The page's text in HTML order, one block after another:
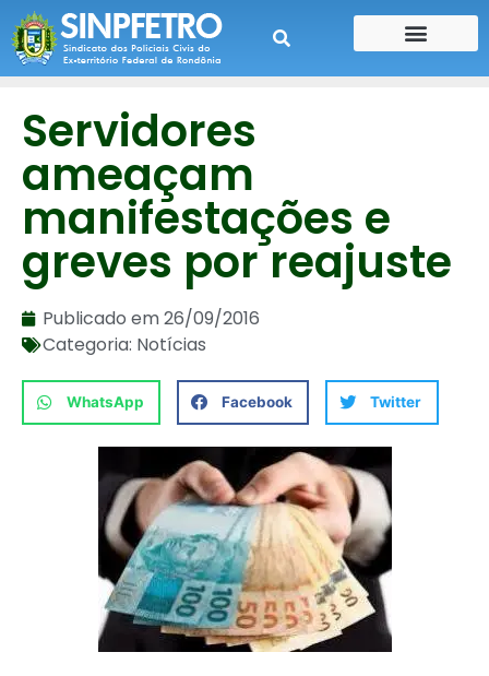
Servidores
ameaçam
manifestações e
greves por reajuste
Publicado em26/09/2016
Categoria: Notícias
WhatsApp Facebook Twitter